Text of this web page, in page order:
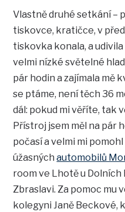
Vlastně druhé setkání –
tiskovce, kratičce, v
tiskovka konala, a
velmi nízké světelné
pár hodin a zajímala mě
se ptáme, není těch 36
dál: pokud mi věříte, tak
Přístroj jsem měl na pár
počasí a velmi mi
úžasnýchautomobilů
room ve Lhotě u
Zbraslavi. Za pomoc mu
kolegyni Janě Beckové,